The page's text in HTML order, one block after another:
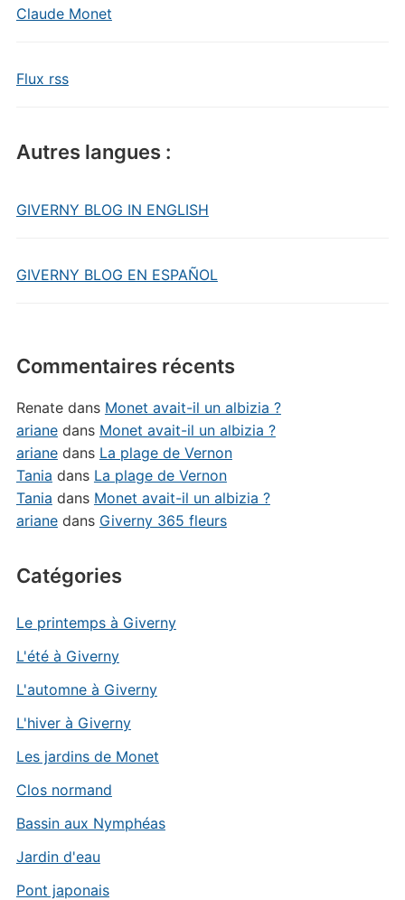
Claude Monet
Flux rss
Autres langues :
GIVERNY BLOG IN ENGLISH
GIVERNY BLOG EN ESPAÑOL
Commentaires récents
Renatedans Monet avait-il un albizia ?
arianedans Monet avait-il un albizia ?
arianedans La plage de Vernon
Tania dans La plage de Vernon
Tania dans Monet avait-il un albizia ?
arianedans Giverny 365 fleurs
Catégories
Le printemps à Giverny
L'été à Giverny
L'automne à Giverny
L'hiver à Giverny
Les jardins de Monet
Clos normand
Bassin aux Nymphéas
Jardin d'eau
Pont japonais